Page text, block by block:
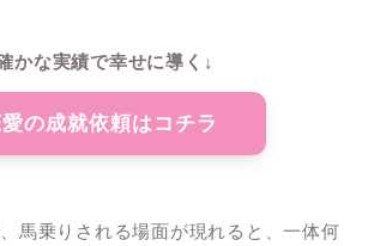
かな実績で幸せに導く↓
の成就依頼はコチラ
馬乗りされる場面が現れると、一体何